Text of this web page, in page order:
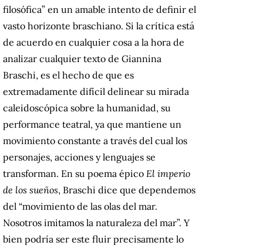
filosófica” en un amable intento de definir el
vasto horizonte braschiano. Si la crítica está
de acuerdo en cualquier cosa a la hora de
analizar cualquier texto de Giannina
Braschi, es el hecho de que es
extremadamente difícil delinear su mirada
caleidoscópica sobre la humanidad, su
performance teatral, ya que mantiene un
movimiento constante a través del cual los
personajes, acciones y lenguajes se
transforman. En su poema épico El imperio
de los sueños, Braschi dice que dependemos
del “movimiento de las olas del mar.
Nosotros imitamos la naturaleza del mar”. Y
bien podría ser este fluir precisamente lo